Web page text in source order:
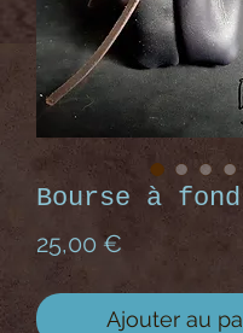
Bourse à
25,00 €
Ajouter au